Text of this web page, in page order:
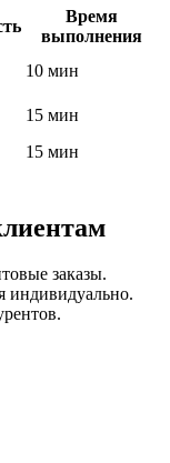
Время
выполнения
10 мин
15 мин
15 мин
заказы.
индивидуально.